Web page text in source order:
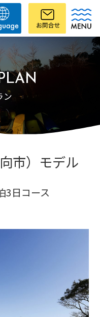
ン
市）モデル
3日コース